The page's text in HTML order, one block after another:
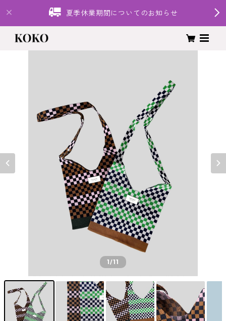
夏季休業期間についてのお知らせ
1/11